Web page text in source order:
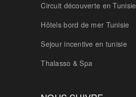
Circuit découverte en Tunisie
Hôtels bord de mer Tunisie
Sejour incentive en tunisie
Thalasso & Spa